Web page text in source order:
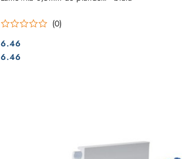
(0)
Cena:
6.46
Cena:
6.46